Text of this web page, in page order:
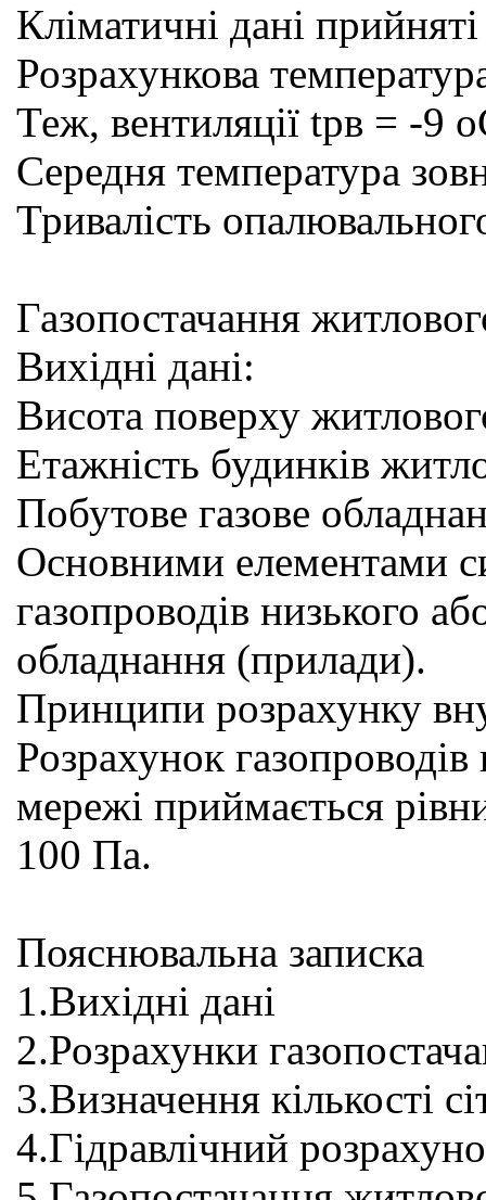
Кліматичні дані
Розрахункова
Теж, вентиляції tpв = -9
Середня температура
Тривалість
Газопостачання
Вихідні дані:
Висота поверху
Етажність будинків
Побутове газове
Основними елементами
газопроводів низького
обладнання (прилади).
Принципи розрахунку
Розрахунок
мережі приймається
100 Па.
Пояснювальна записка
1.Вихідні дані
2.Розрахунки
3.Визначення кількості
4.Гідравлічний